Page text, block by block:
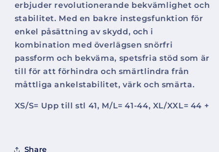
erbjuder revolutionerande bekvämlighet och
stabilitet. Med en bakre instegsfunktion för
enkel påsättning av skydd, och i
kombination med överlägsen snörfri
passform och bekväma, spetsfria stöd som är
till för att förhindra och smärtlindra från
måttliga ankelstabilitet, värk och smärta.
XS/S= Upp till stl 41, M/L= 41-44, XL/XXL= 44 +
Share